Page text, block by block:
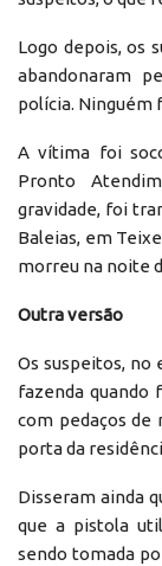
Logo depois, os
abandonaram
polícia. Ninguém
A vítima foi
Pronto
gravidade, foi
Baleias, em
morreu na noite
Outra versão
Os suspeitos, no
fazenda quando
com pedaços de
porta da
Disseram ainda
que a pistola
sendo tomada